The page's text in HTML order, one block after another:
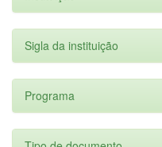
Sigla da instituição
Programa